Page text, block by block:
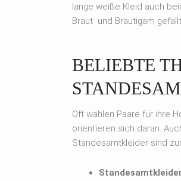
lange weiße Kleid auch
Braut und Bräutigam
BELIEBTE
Oft wählen Paare für ihre
orientieren sich daran.
Standesamtkleider sind